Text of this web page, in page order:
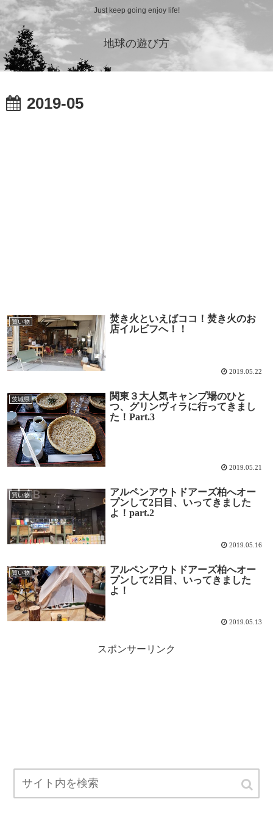
Just keep going enjoy life!
地球の遊び方
2019-05
買い物
焚き火といえばココ！焚き火のお
店イルビフへ！！
2019.05.22
茨城県
関東３大人気キャンプ場のひと
つ、グリンヴィラに行ってきまし
た！Part.3
2019.05.21
買い物
アルペンアウトドアーズ柏へオー
プンして2日目、いってきました
よ！part.2
2019.05.16
買い物
アルペンアウトドアーズ柏へオー
プンして2日目、いってきました
よ！
2019.05.13
スポンサーリンク